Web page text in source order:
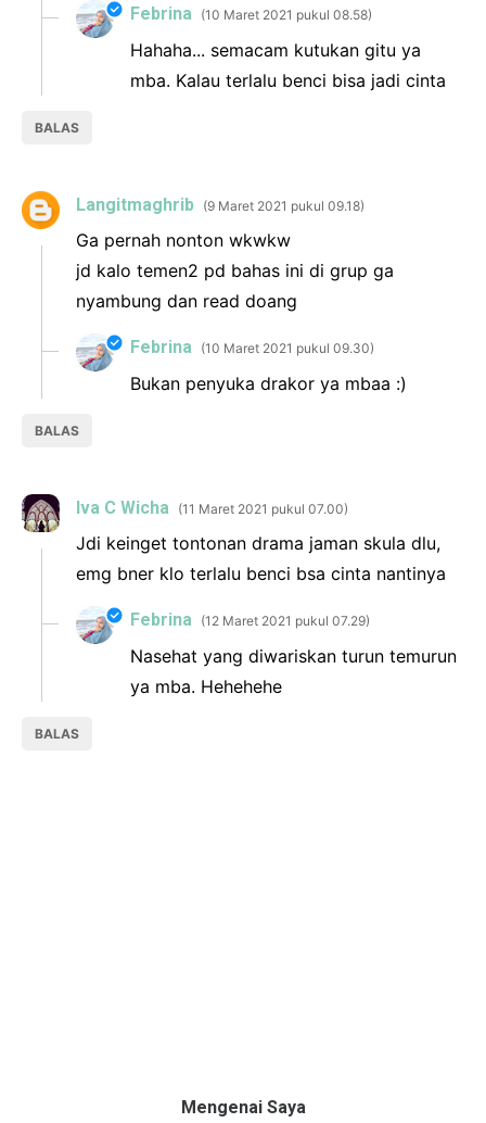
BALAS
Febrina 10 Maret 2021 pukul 08.58
Hahaha... semacam kutukan gitu ya
mba. Kalau terlalu benci bisa jadi cinta
Langitmaghrib 9 Maret 2021 pukul 09.18
Ga pernah nonton wkwkw
jd kalo temen2 pd bahas ini di grup ga
nyambung dan read doang
BALAS
Febrina 10 Maret 2021 pukul 09.30
Bukan penyuka drakor ya mbaa :)
Iva C Wicha 11 Maret 2021 pukul 07.00
Jdi keinget tontonan drama jaman skula dlu,
emg bner klo terlalu benci bsa cinta nantinya
BALAS
Febrina 12 Maret 2021 pukul 07.29
Nasehat yang diwariskan turun temurun
ya mba. Hehehehe
Mengenai Saya